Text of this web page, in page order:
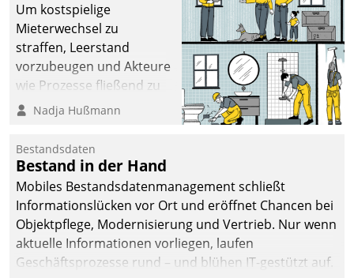
Um kostspielige
Mieterwechsel zu
straffen, Leerstand
vorzubeugen und Akteure
wie Prozesse fließend zu
vernetzen, nutzt die
Jahresbeginn eine
Überblick, Einsicht und
Eingriff bietende Lösung.
Zur Entwicklung setzte
man auf
Cloudtechnologie,
bewährte und Startup-
Nadja Hußmann
Bestandsdaten
Bestand in der Hand
Mobiles Bestandsdatenmanagement schließt
Informationslücken vor Ort und eröffnet Chancen bei
Objektpflege, Modernisierung und Vertrieb. Nur wenn
aktuelle Informationen vorliegen, laufen
Geschäftsprozesse rund – und blühen IT-gestützt auf.